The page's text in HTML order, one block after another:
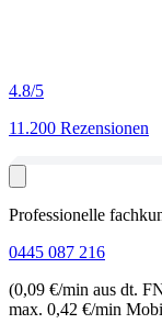
4.8/5
11.200 Rezensionen
Professionelle
0445 087 216
(0,09 €/min aus dt.
max. 0,42 €/min